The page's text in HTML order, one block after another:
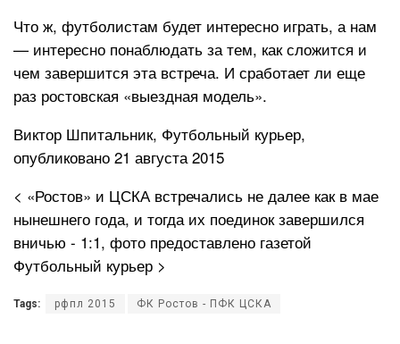
Что ж, футболистам будет интересно играть, а нам
— интересно понаблюдать за тем, как сложится и
чем завершится эта встреча. И сработает ли еще
раз ростовская «выездная модель».
Виктор Шпитальник, Футбольный курьер,
опубликовано 21 августа 2015
< «Ростов» и ЦСКА встречались не далее как в мае
нынешнего года, и тогда их поединок завершился
вничью - 1:1, фото предоставлено газетой
Футбольный курьер >
Tags: рфпл 2015 ФК Ростов - ПФК ЦСКА